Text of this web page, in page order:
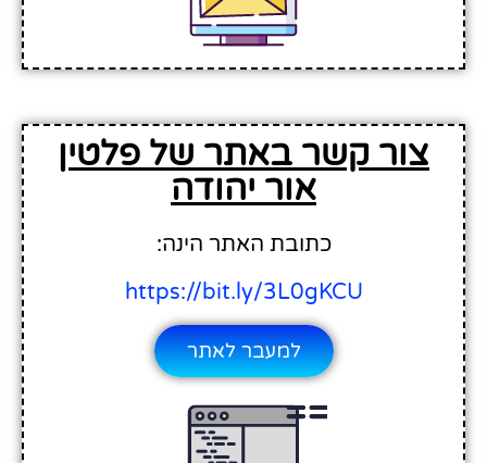
צור קשר באתר של פלטין
אור יהודה
כתובת האתר הינה:
https://bit.ly/3L0gKCU
למעבר לאתר